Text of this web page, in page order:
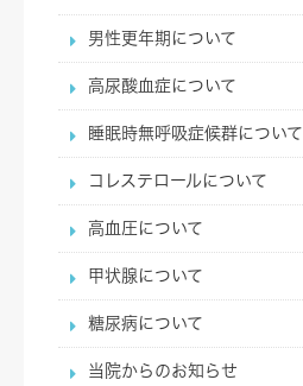
男性更年期について
高尿酸血症について
睡眠時無呼吸症候群について
コレステロールについて
高血圧について
甲状腺について
糖尿病について
当院からのお知らせ